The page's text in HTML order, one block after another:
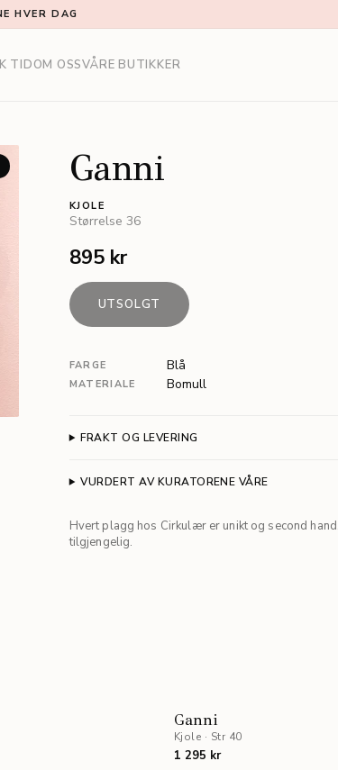
HVER DAG
TIDOM OSSVÅRE BUTIKKER
Ganni
KJOLE
Størrelse 36
895 kr
UTSOLGT
FARGE Blå
MATERIALE Bomull
FRAKT OG LEVERING
VURDERT AV KURATORENE VÅRE
Hvert plagg hos Cirkulær er unikt og second
tilgjengelig.
Ganni
Kjole · Str 40
1 295 kr